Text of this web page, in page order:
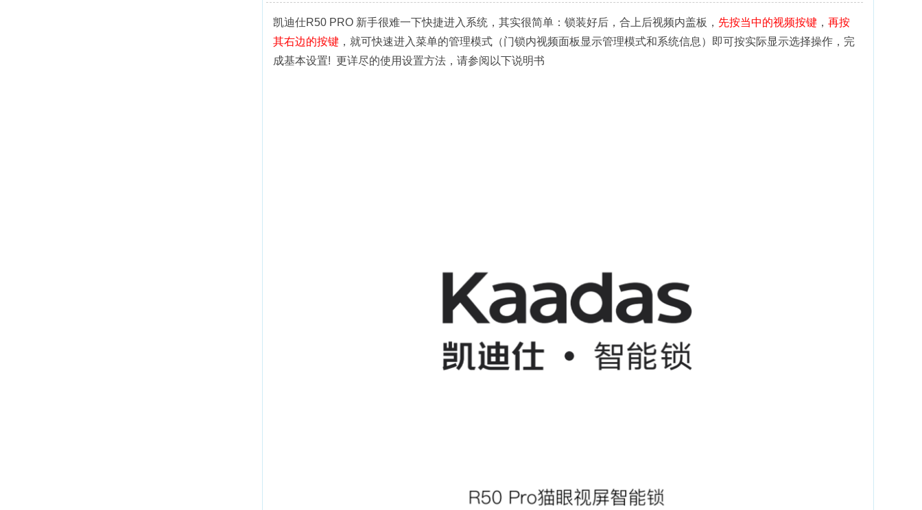
凯迪仕R50 PRO 新手很难一下快捷进入系统，其实很简单：锁装好后，合上后视频内盖板， 先按当中的视频按键 ， 再按
其右边的按键 ，就可快速进入菜单的管理模式（门锁内视频面板显示管理模式和系统信息）即可按实际显示选择操作，完
成基本设置! 更详尽的使用设置方法，请参阅以下说明书